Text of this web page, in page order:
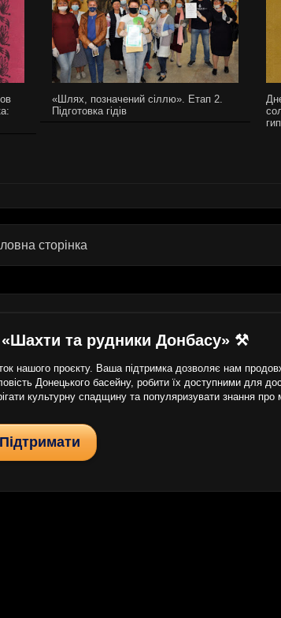
«Шлях, позначений сіллю». Етап 2.
Підготовка гідів
сторінка
та рудники Донбасу» ⚒
проєкту. Ваша підтримка дозволяє нам
Донецького басейну, робити їх доступними для
культурну спадщину та популяризувати знання
Підтримати